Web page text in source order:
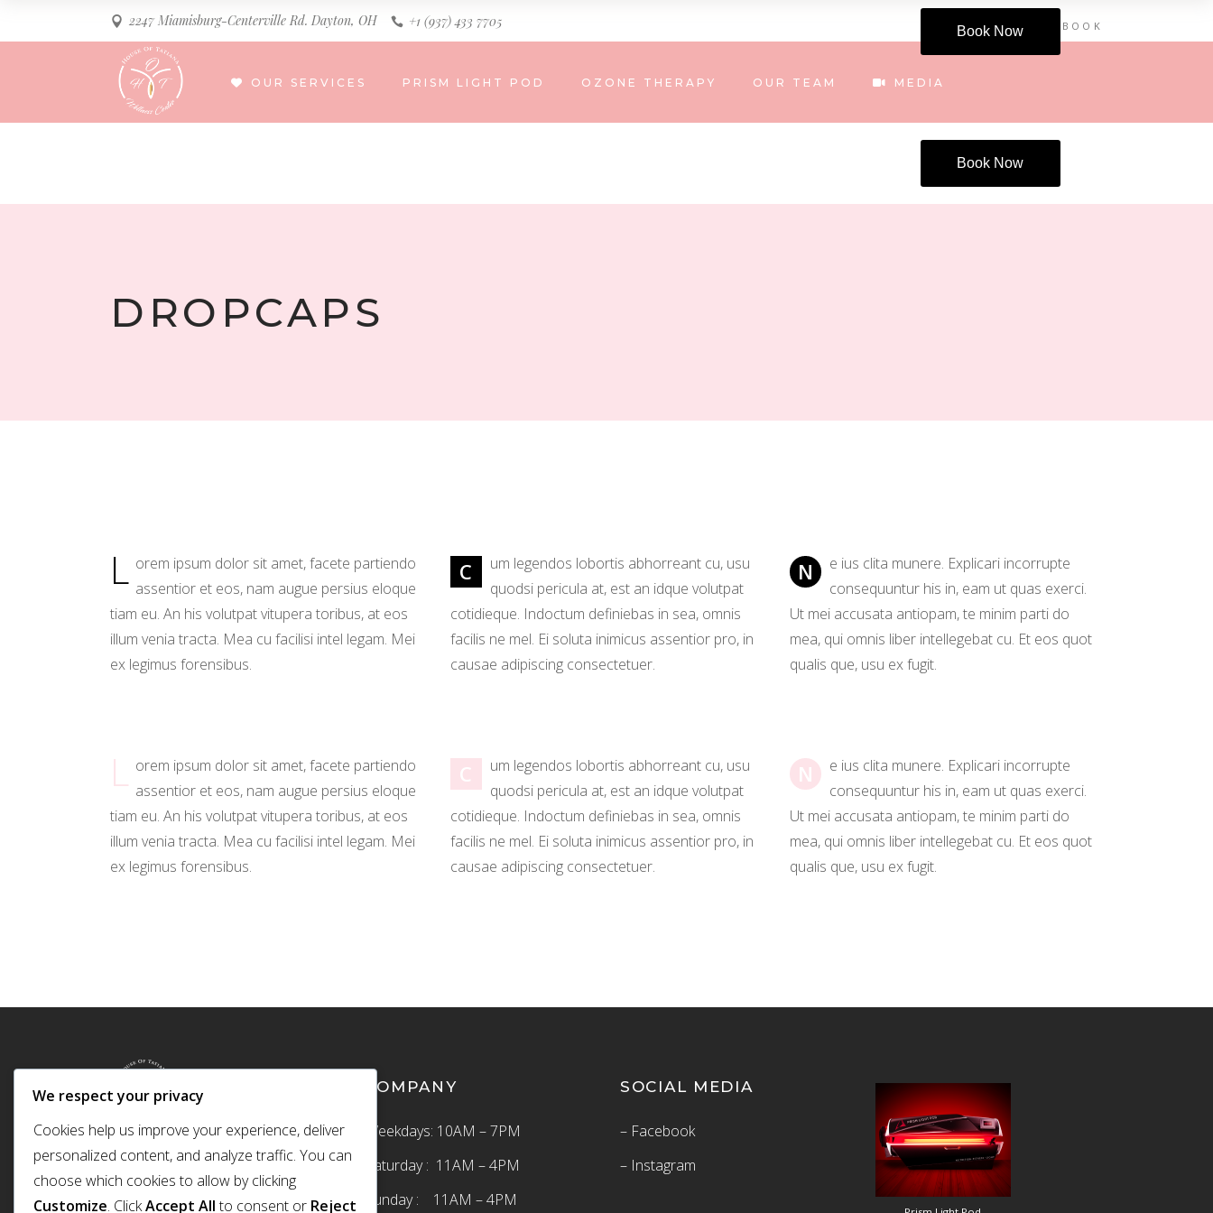
2247 Miamisburg-Centerville Rd. Dayton, OH +1 (937) 433 7705 INSTAGRAM FACEBOOK
OUR SERVICES PRISM LIGHT POD OZONE THERAPY OUR TEAM MEDIA
Book Now
Book Now
DROPCAPS
L orem ipsum dolor sit amet, facete partiendo
assentior et eos, nam augue persius eloque
tiam eu. An his volutpat vitupera toribus, at eos
illum venia tracta. Mea cu facilisi intel legam. Mei
ex legimus forensibus.
C
um legendos lobortis abhorreant cu, usu
quodsi pericula at, est an idque volutpat
cotidieque. Indoctum definiebas in sea, omnis
facilis ne mel. Ei soluta inimicus assentior pro, in
causae adipiscing consectetuer.
N
e ius clita munere. Explicari incorrupte
consequuntur his in, eam ut quas exerci.
Ut mei accusata antiopam, te minim parti do
mea, qui omnis liber intellegebat cu. Et eos quot
qualis que, usu ex fugit.
L orem ipsum dolor sit amet, facete partiendo
assentior et eos, nam augue persius eloque
tiam eu. An his volutpat vitupera toribus, at eos
illum venia tracta. Mea cu facilisi intel legam. Mei
ex legimus forensibus.
C
um legendos lobortis abhorreant cu, usu
quodsi pericula at, est an idque volutpat
cotidieque. Indoctum definiebas in sea, omnis
facilis ne mel. Ei soluta inimicus assentior pro, in
causae adipiscing consectetuer.
N
e ius clita munere. Explicari incorrupte
consequuntur his in, eam ut quas exerci.
Ut mei accusata antiopam, te minim parti do
mea, qui omnis liber intellegebat cu. Et eos quot
qualis que, usu ex fugit.
COMPANY
Weekdays: 10AM – 7PM
Saturday : 11AM – 4PM
Sunday : 11AM – 4PM
SOCIAL MEDIA
– Facebook
– Instagram
We respect your privacy
Cookies help us improve your experience, deliver
personalized content, and analyze traffic. You can
choose which cookies to allow by clicking
Customize. ClickAccept Allto consent or Reject